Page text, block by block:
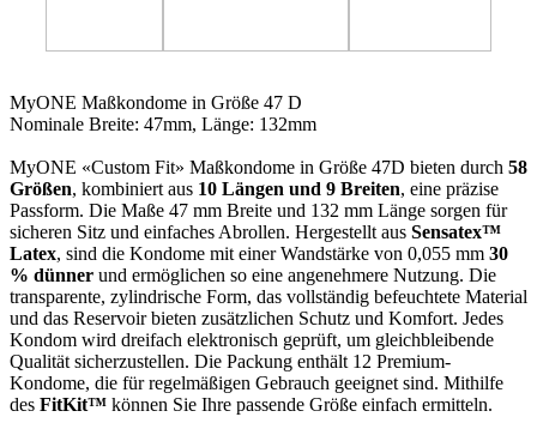
MyONE Maßkondome in Größe 47 D
Nominale Breite: 47mm, Länge: 132mm
MyONE «Custom Fit» Maßkondome in Größe 47D bieten durch 58
Größen, kombiniert aus 10 Längen und 9 Breiten, eine präzise
Passform. Die Maße 47 mm Breite und 132 mm Länge sorgen für
sicheren Sitz und einfaches Abrollen. Hergestellt aus Sensatex™
Latex, sind die Kondome mit einer Wandstärke von 0,055 mm 30
% dünner und ermöglichen so eine angenehmere Nutzung. Die
transparente, zylindrische Form, das vollständig befeuchtete Material
und das Reservoir bieten zusätzlichen Schutz und Komfort. Jedes
Kondom wird dreifach elektronisch geprüft, um gleichbleibende
Qualität sicherzustellen. Die Packung enthält 12 Premium-
Kondome, die für regelmäßigen Gebrauch geeignet sind. Mithilfe
des FitKit™ können Sie Ihre passende Größe einfach ermitteln.